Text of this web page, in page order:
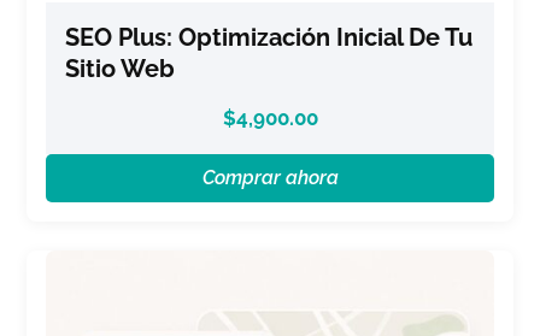
SEO Plus: Optimización Inicial De Tu
Sitio Web
$4,900.00
Comprar ahora